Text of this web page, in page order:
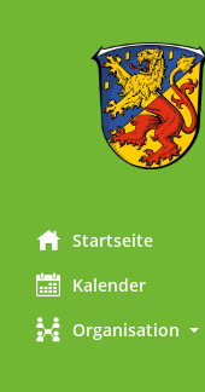
Startseite
Kalender
Organisation